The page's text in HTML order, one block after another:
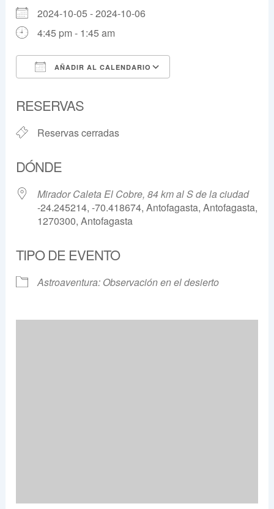
2024-10-05 - 2024-10-06
4:45 pm - 1:45 am
AÑADIR AL CALENDARIO
RESERVAS
Reservas cerradas
DÓNDE
Mirador Caleta El Cobre, 84 km al S de la ciudad
-24.245214, -70.418674, Antofagasta, Antofagasta,
1270300, Antofagasta
TIPO DE EVENTO
Astroaventura: Observación en el desierto